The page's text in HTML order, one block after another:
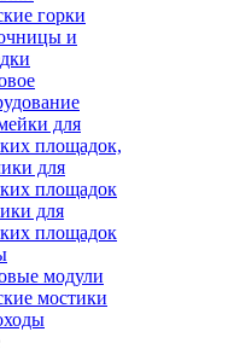
горки
и
для
площадок,
для
площадок
для
площадок
модули
мостики